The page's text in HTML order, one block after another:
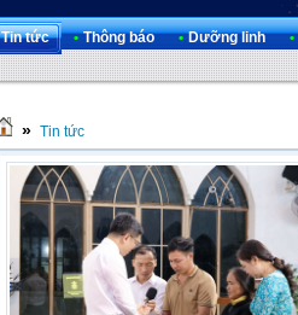
Tin tức • Thông báo • Dưỡng linh •
» Tin tức